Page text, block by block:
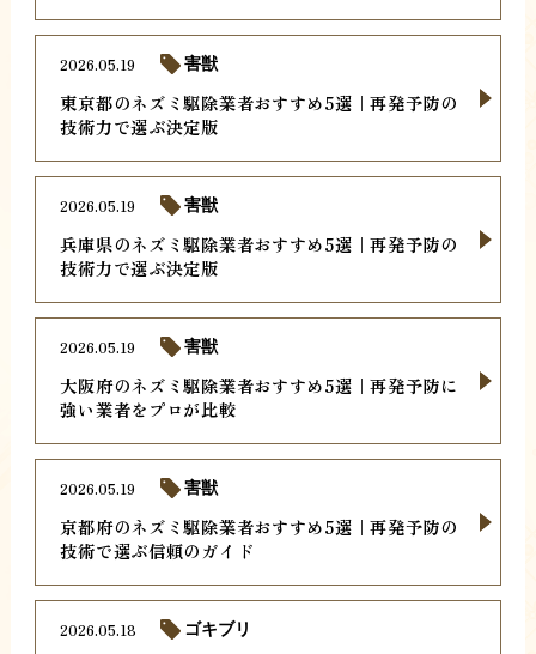
東京都のネズミ駆除業者おすすめ5選｜再発予防の
技術力で選ぶ決定版
2026.05.19 害獣
兵庫県のネズミ駆除業者おすすめ5選｜再発予防の
技術力で選ぶ決定版
2026.05.19 害獣
大阪府のネズミ駆除業者おすすめ5選｜再発予防に
強い業者をプロが比較
2026.05.19 害獣
京都府のネズミ駆除業者おすすめ5選｜再発予防の
技術で選ぶ信頼のガイド
2026.05.19 害獣
2026.05.18 ゴキブリ